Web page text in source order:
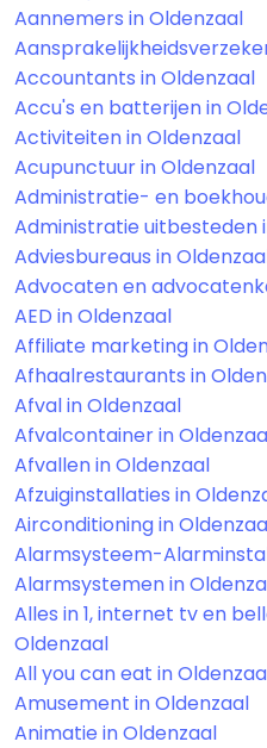
Aannemers in Oldenzaal
Accountants in Oldenzaal
Accu's en batterijen in
Activiteiten in Oldenzaal
Acupunctuur in Oldenzaal
Administratie- en
Administratie uitbesteden
Adviesbureaus in
Advocaten en
AED in Oldenzaal
Affiliate marketing in
Afhaalrestaurants in
Afval in Oldenzaal
Afvalcontainer in
Afvallen in Oldenzaal
Afzuiginstallaties in
Airconditioning in
Alarmsysteem-
Alarmsystemen in
Alles in 1, internet tv en
Oldenzaal
All you can eat in
Amusement in Oldenzaal
Animatie in Oldenzaal